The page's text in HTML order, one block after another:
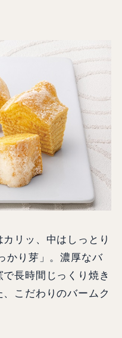
リッ、中はしっとり
かり芽」。濃厚なバ
⻑時間じっくり焼き
こだわりのバームク